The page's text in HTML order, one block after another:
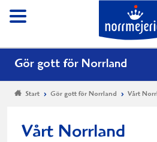
Meny
Gör gott för Norrland
Start Gör gott för Norrland Vårt
Vårt Norrland